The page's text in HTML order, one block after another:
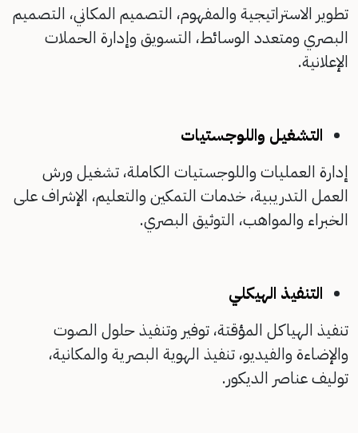
تطوير الاستراتيجية والمفهوم، التصميم المكاني، التصميم
البصري ومتعدد الوسائط، التسويق وإدارة الحملات
الإعلانية.
التشغيل واللوجستيات
إدارة العمليات واللوجستيات الكاملة، تشغيل ورش
العمل التدريبية، خدمات التمكين والتعليم، الإشراف على
الخبراء والمواهب، التوثيق البصري.
التنفيذ الهيكلي
تنفيذ الهياكل المؤقتة، توفير وتنفيذ حلول الصوت
والإضاءة والفيديو، تنفيذ الهوية البصرية والمكانية،
توليف عناصر الديكور.